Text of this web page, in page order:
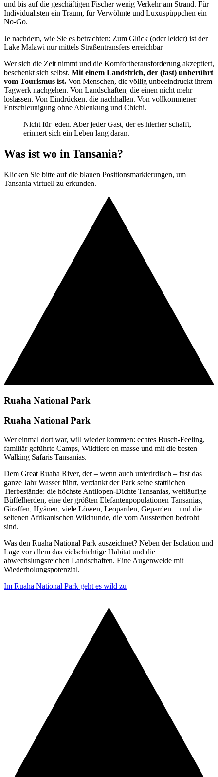
und bis auf die geschäftigen Fischer wenig Verkehr am Strand. Für
Individualisten ein Traum, für Verwöhnte und Luxuspüppchen ein
No-Go.
Je nachdem, wie Sie es betrachten: Zum Glück (oder leider) ist der
Lake Malawi nur mittels Straßentransfers erreichbar.
Wer sich die Zeit nimmt und die Komfortherausforderung akzeptiert,
beschenkt sich selbst. Mit einem Landstrich, der (fast) unberührt
vom Tourismus ist. Von Menschen, die völlig unbeeindruckt ihrem
Tagwerk nachgehen. Von Landschaften, die einen nicht mehr
loslassen. Von Eindrücken, die nachhallen. Von vollkommener
Entschleunigung ohne Ablenkung und Chichi.
Nicht für jeden. Aber jeder Gast, der es hierher schafft,
erinnert sich ein Leben lang daran.
Was ist wo in Tansania?
Klicken Sie bitte auf die blauen Positionsmarkierungen, um
Tansania virtuell zu erkunden.
Ruaha National Park
Ruaha National Park
Wer einmal dort war, will wieder kommen: echtes Busch-Feeling,
familiär geführte Camps, Wildtiere en masse und mit die besten
Walking Safaris Tansanias.
Dem Great Ruaha River, der – wenn auch unterirdisch – fast das
ganze Jahr Wasser führt, verdankt der Park seine stattlichen
Tierbestände: die höchste Antilopen-Dichte Tansanias, weitläufige
Büffelherden, eine der größten Elefantenpopulationen Tansanias,
Giraffen, Hyänen, viele Löwen, Leoparden, Geparden – und die
seltenen Afrikanischen Wildhunde, die vom Aussterben bedroht
sind.
Was den Ruaha National Park auszeichnet? Neben der Isolation und
Lage vor allem das vielschichtige Habitat und die
abwechslungsreichen Landschaften. Eine Augenweide mit
Wiederholungspotenzial.
Im Ruaha National Park geht es wild zu